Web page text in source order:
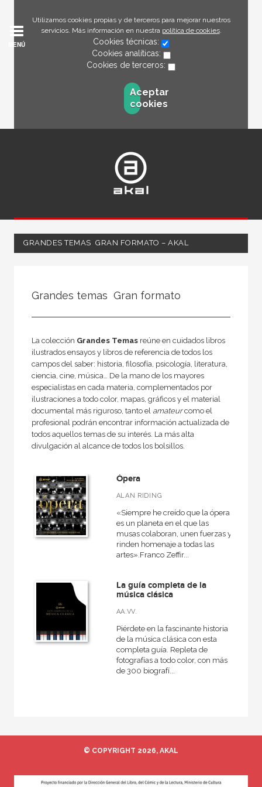
Utilizamos cookies propias y de terceros para mejorar nuestros
servicios. Más información en nuestra política de cookies.
Cookies técnicas:
Cookies analíticas:
Cookies de terceros:
Aceptar
cookies
MENÚ
GRANDES TEMAS  GRAN FORMATO – AKAL
Ciencias humanas y sociales
Música
Historia de la música
MATERIAS
Didáctica de la música
Medieval
Musicas del mundo
Teoría de la música
General
Contemporánea
NUESTRAS COLECCIONES
Básica de Bolsillo  Adorno. Obra completa
Grandes temas  Gran formato
La colección Grandes Temas reúne en cuidados libros
ilustrados ensayos y libros de referencia de todos los
campos del saber: historia, filosofía, psicología, literatura,
ciencia, cine, música… De la mano de los mayores
especialistas en cada materia, complementados por
ilustraciones a todo color, mapas, gráficos y el material
documental más riguroso, tanto el amateurcomo el
profesional podrán encontrar información actualizada de
todos aquellos temas de su interés. La más alta
divulgación al alcance de todos los bolsillos.
Ópera
ALAN RIDING
«Siempre he creído que la ópera
es un planeta en el que las
musas colaboran, unen fuerzas y
rinden homenaje a todas las
artes».Franco Zeffir...
La guía completa de la
música clásica
AA.VV.
Piérdete en la fascinante historia
de la música clásica con esta
completa guía. Repleta de
fotografías a todo color, con más
de 300 biografí...
© COPYRIGHT 2026, AKAL